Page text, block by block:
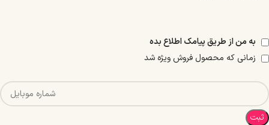
به من از طریق پیامک اطلاع بده
زمانی که محصول فروش ویژه شد
ثبت